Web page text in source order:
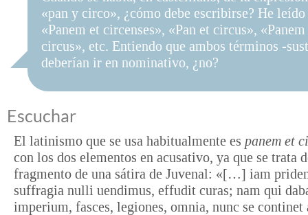
Internet.«pan y circo», ¿cómo debe escribirse? He
«Panem et circenses», «Pan et circus»,
circus», etc. Entiendo que ambos términos -
deberían ir en nominativo, ¿no?
Escuchar
El latinismo que se usa habitualmente es panem et
con los dos elementos en acusativo, ya que se trata
fragmento de una sátira de Juvenal: «[…] iam
suffragia nulli uendimus, effudit curas; nam qui
imperium, fasces, legiones, omnia, nunc se continet